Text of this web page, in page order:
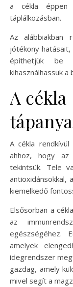
a cékla éppen
táplálkozásban.
Az alábbiakban
jótékony
építhetjük be
kihasználhassuk
A cékla
A cékla rendkívül
ahhoz, hogy az
tekintsük. Tele
antioxidánsokkal,
kiemelkedő
Elsősorban a
az
egészségéhez.
amelyek
idegrendszer
gazdag, amely
mivel segít a